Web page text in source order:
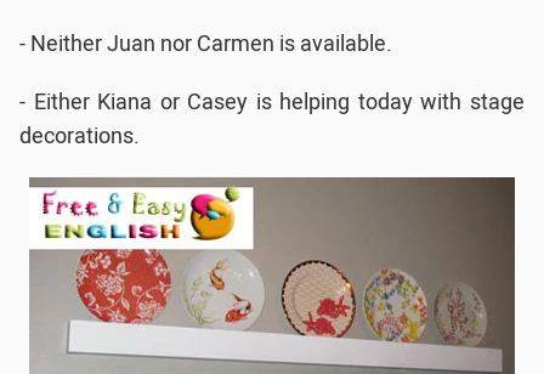
- Neither Juan nor Carmen is available.
- Either Kiana or Casey is helping today with stage
decorations.